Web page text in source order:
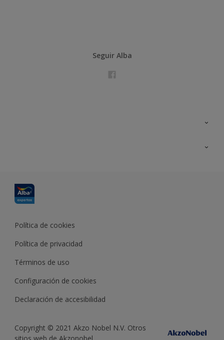
Seguir Alba
Política de cookies
Política de privacidad
Términos de uso
Configuración de cookies
Declaración de accesibilidad
Copyright © 2021 Akzo Nobel N.V. Otros
sitios web de Akzonobel